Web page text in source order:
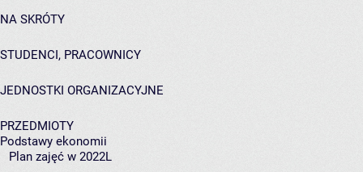
NA SKRÓTY
STUDENCI, PRACOWNICY
JEDNOSTKI ORGANIZACYJNE
PRZEDMIOTY
Podstawy ekonomii
Plan zajęć w 2022L